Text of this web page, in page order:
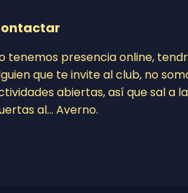
tenemos presencia online,
que te invite al club, no
abiertas, así que sal a
al… Averno.